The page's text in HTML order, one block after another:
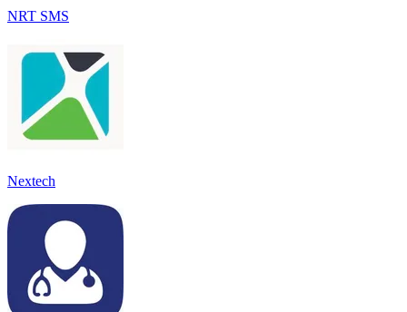
NRT SMS
Nextech